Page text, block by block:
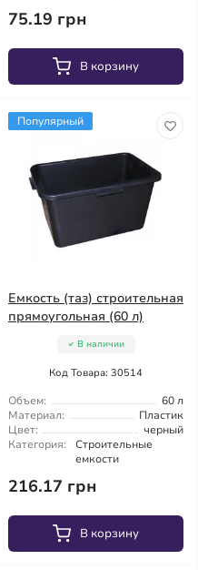
75.19 грн
В корзину
Популярный
Емкость (таз) строительная
прямоугольная (60 л)
В наличии
Код Товара: 30514
Объем:
60 л
Материал:
Пластик
Цвет:
черный
Категория:
Строительные
емкости
216.17 грн
В корзину